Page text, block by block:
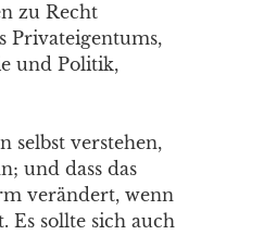
zu Recht
Privateigentums,
und Politik,
selbst verstehen,
und dass das
verändert, wenn
Es sollte sich auch